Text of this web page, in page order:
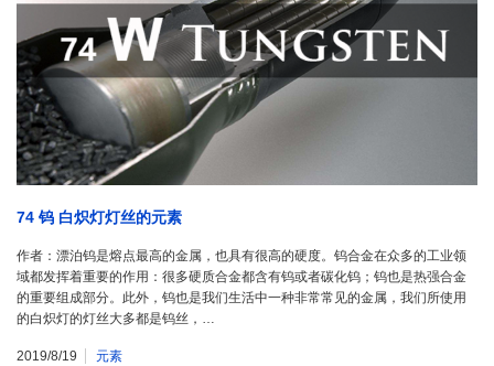
74 钨 白炽灯灯丝的元素
作者：漂泊钨是熔点最高的金属，也具有很高的硬度。钨合金在众多的工业领
域都发挥着重要的作用：很多硬质合金都含有钨或者碳化钨；钨也是热强合金
的重要组成部分。此外，钨也是我们生活中一种非常常见的金属，我们所使用
的白炽灯的灯丝大多都是钨丝，…
2019/8/19 元素